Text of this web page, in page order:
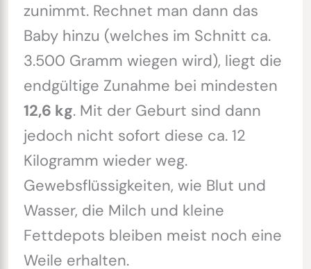
zunimmt. Rechnet man dann das
Baby hinzu (welches im Schnitt ca.
3.500 Gramm wiegen wird), liegt die
endgültige Zunahme bei mindesten
12,6 kg. Mit der Geburt sind dann
jedoch nicht sofort diese ca. 12
Kilogramm wieder weg.
Gewebsflüssigkeiten, wie Blut und
Wasser, die Milch und kleine
Fettdepots bleiben meist noch eine
Weile erhalten.